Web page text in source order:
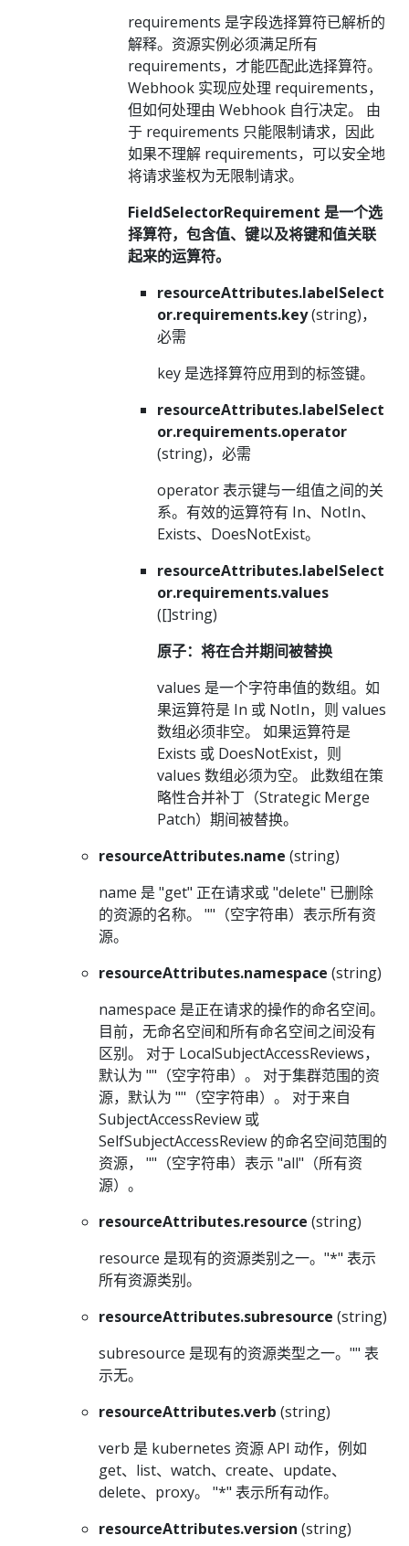
requirements 是字段选择算符已解析的
解释。资源实例必须满足所有
requirements，才能匹配此选择算符。
Webhook 实现应处理 requirements，
但如何处理由 Webhook 自行决定。 由
于 requirements 只能限制请求，因此
如果不理解 requirements，可以安全地
将请求鉴权为无限制请求。
FieldSelectorRequirement 是一个选
择算符，包含值、键以及将键和值关联
起来的运算符。
resourceAttributes.labelSelect
or.requirements.key(string)，
必需
key 是选择算符应用到的标签键。
resourceAttributes.labelSelect
or.requirements.operator
(string)，必需
operator 表示键与一组值之间的关
系。有效的运算符有 In、NotIn、
Exists、DoesNotExist。
resourceAttributes.labelSelect
or.requirements.values
([]string)
原子：将在合并期间被替换
values 是一个字符串值的数组。如
果运算符是 In 或 NotIn，则 values
数组必须非空。 如果运算符是
Exists 或 DoesNotExist，则
values 数组必须为空。 此数组在策
略性合并补丁（Strategic Merge
Patch）期间被替换。
resourceAttributes.name (string)
name 是 "get" 正在请求或 "delete" 已删除
的资源的名称。 ""（空字符串）表示所有资
源。
resourceAttributes.namespace (string)
namespace 是正在请求的操作的命名空间。
目前，无命名空间和所有命名空间之间没有
区别。 对于 LocalSubjectAccessReviews，
默认为 ""（空字符串）。 对于集群范围的资
源，默认为 ""（空字符串）。 对于来自
SubjectAccessReview 或
SelfSubjectAccessReview 的命名空间范围的
资源， ""（空字符串）表示 "all"（所有资
源）。
resourceAttributes.resource (string)
resource 是现有的资源类别之一。"*" 表示
所有资源类别。
resourceAttributes.subresource (string)
subresource 是现有的资源类型之一。"" 表
示无。
resourceAttributes.verb (string)
verb 是 kubernetes 资源 API 动作，例如
get、list、watch、create、update、
delete、proxy。 "*" 表示所有动作。
resourceAttributes.version (string)